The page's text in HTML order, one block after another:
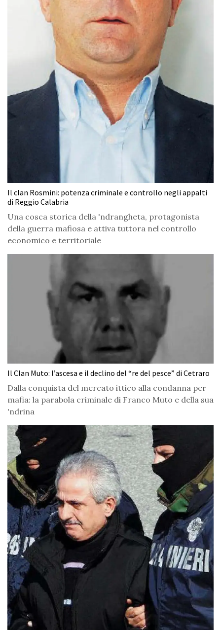
Il clan Rosmini: potenza criminale e controllo negli appalti
di Reggio Calabria
Una cosca storica della 'ndrangheta, protagonista
della guerra mafiosa e attiva tuttora nel controllo
economico e territoriale
Il Clan Muto: l’ascesa e il declino del “re del pesce” di Cetraro
Dalla conquista del mercato ittico alla condanna per
mafia: la parabola criminale di Franco Muto e della sua
'ndrina